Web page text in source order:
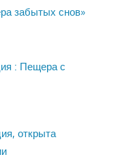
забытых снов»
: Пещера с
открыта